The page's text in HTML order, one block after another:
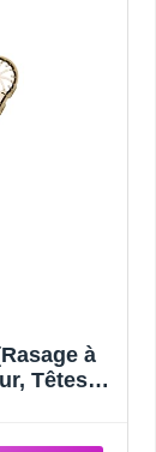
à
Têtes
Coupe de